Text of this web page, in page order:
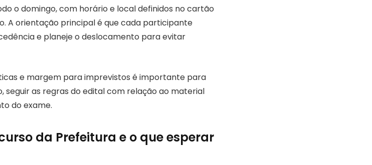
o domingo, com horário e local definidos no cartão
A orientação principal é que cada participante
e planeje o deslocamento para evitar
e margem para imprevistos é importante para
seguir as regras do edital com relação ao material
do exame.
da Prefeitura e o que esperar